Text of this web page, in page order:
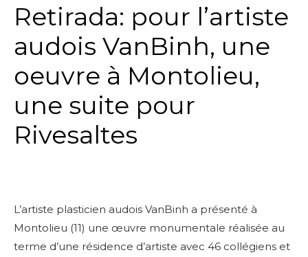
Retirada: pour l’artiste
audois VanBinh, une
oeuvre à Montolieu,
une suite pour
Rivesaltes
L’artiste plasticien audois VanBinh a présenté à
Montolieu (11) une œuvre monumentale réalisée au
terme d’une résidence d’artiste avec 46 collégiens et